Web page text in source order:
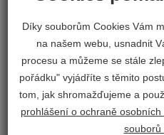
Náš vyškolený
Díky souborům Cookies Vám
na našem webu, usnadnit
procesu a můžeme se stále
pořádku" vyjádříte s těmito
tom, jak shromažďujeme a
prohlášení o ochraně osobních
souborů